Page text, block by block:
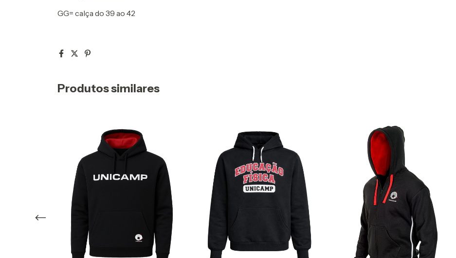
GG= calça do 39 ao 42
Produtos similares